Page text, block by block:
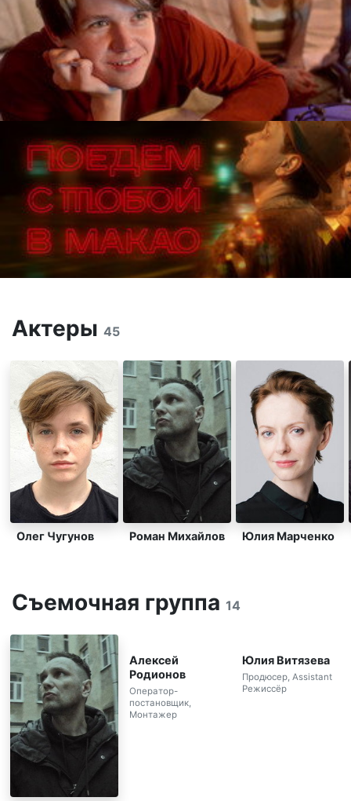
Актеры 45
Олег Чугунов Роман Михайлов Юлия Марченко
Съемочная группа 14
Алексей
Родионов
Оператор-
постановщик,
Монтажер
Юлия Витязева
Продюсер, Assistant
Режиссёр